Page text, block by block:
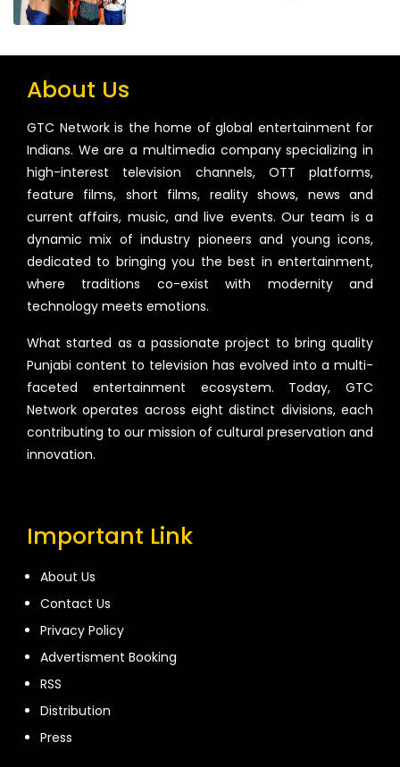
About Us
GTC Network is the home of global entertainment for
Indians. We are a multimedia company specializing in
high-interest television channels, OTT platforms,
feature films, short films, reality shows, news and
current affairs, music, and live events. Our team is a
dynamic mix of industry pioneers and young icons,
dedicated to bringing you the best in entertainment,
where traditions co-exist with modernity and
technology meets emotions.
What started as a passionate project to bring quality
Punjabi content to television has evolved into a multi-
faceted entertainment ecosystem. Today, GTC
Network operates across eight distinct divisions, each
contributing to our mission of cultural preservation and
innovation.
Important Link
About Us
Contact Us
Privacy Policy
Advertisment Booking
RSS
Distribution
Press